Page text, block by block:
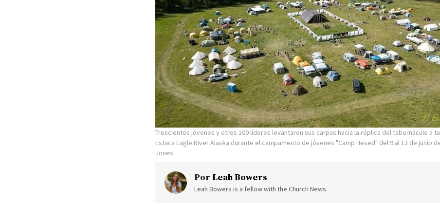
Trescientos jóvenes y otros 100 líderes levantaron sus carpas hacia la réplica del tabernáculo a
Estaca Eagle River Alaska durante el campamento de jóvenes "Camp Hesed" del 9 al 13 de junio
Jones
Por Leah Bowers
Leah Bowers is a fellow with the Church News.